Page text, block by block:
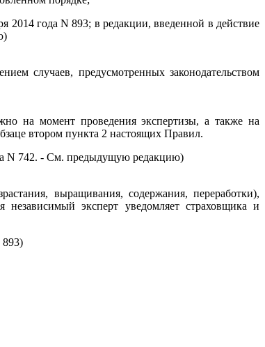
2014 года N 893; в редакции, введенной в действие
случаев, предусмотренных законодательством
на момент проведения экспертизы, а также на
втором пункта 2 настоящих Правил.
N 742. - См. предыдущую редакцию)
выращивания, содержания, переработки),
независимый эксперт уведомляет страховщика и
893)